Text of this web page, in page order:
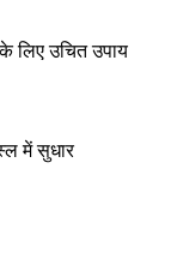
लिए उचित उपाय
में सुधार